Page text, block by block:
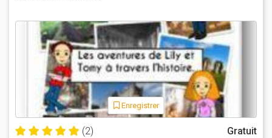
Enregistrer
(2)
Gratuit